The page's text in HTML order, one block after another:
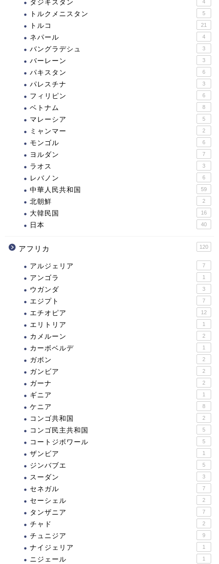
タジキスタン 4
トルクメニスタン 5
トルコ 21
ネパール 4
バングラデシュ 3
バーレーン 3
パキスタン 6
パレスチナ 3
フィリピン 6
ベトナム 8
マレーシア 5
ミャンマー 2
モンゴル 6
ヨルダン 7
ラオス 3
レバノン 6
中華人民共和国 59
北朝鮮 2
大韓民国 16
日本 40
アフリカ 120
アルジェリア 7
アンゴラ 1
ウガンダ 3
エジプト 7
エチオピア 12
エリトリア 1
カメルーン 2
カーボベルデ 1
ガボン 2
ガンビア 2
ガーナ 2
ギニア 1
ケニア 8
コンゴ共和国 2
コンゴ民主共和国 5
コートジボワール 5
ザンビア 1
ジンバブエ 5
スーダン 3
セネガル 7
セーシェル 2
タンザニア 7
チャド 2
チュニジア 9
ナイジェリア 1
ニジェール 1